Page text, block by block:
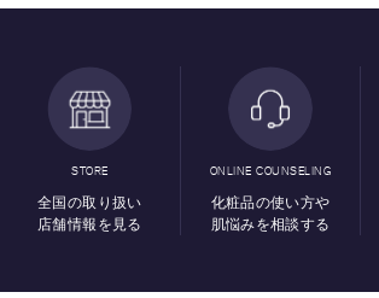
STORE
全国の取り扱い
店舗情報を見る
ONLINE COUNSELING
化粧品の使い方や
肌悩みを相談する